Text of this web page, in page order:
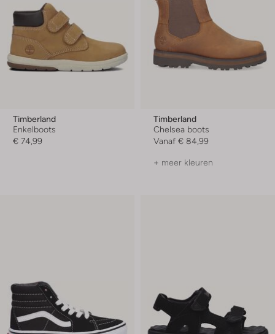
Timberland
Enkelboots
€ 74,99
Timberland
Chelsea boots
Vanaf € 84,99
+ meer kleuren